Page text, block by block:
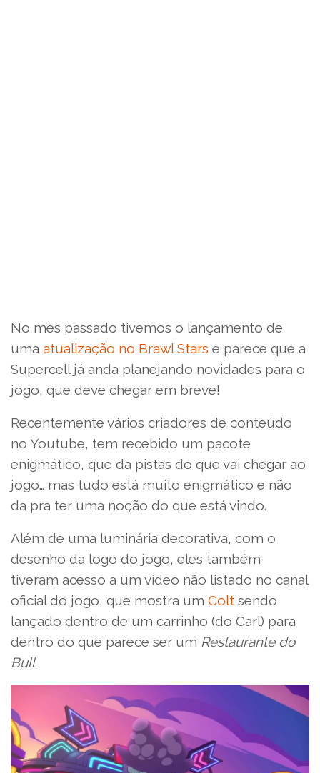
No mês passado tivemos o lançamento de
uma atualização no Brawl Stars e parece que a
Supercell já anda planejando novidades para o
jogo, que deve chegar em breve!
Recentemente vários criadores de conteúdo
no Youtube, tem recebido um pacote
enigmático, que da pistas do que vai chegar ao
jogo… mas tudo está muito enigmático e não
da pra ter uma noção do que está vindo.
Além de uma luminária decorativa, com o
desenho da logo do jogo, eles também
tiveram acesso a um vídeo não listado no canal
oficial do jogo, que mostra um Colt sendo
lançado dentro de um carrinho (do Carl) para
dentro do que parece ser um Restaurante do
Bull.